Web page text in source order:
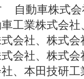
ゞ自動車株式
車工業株式会
会社、株式
会社、株式
、本田技研